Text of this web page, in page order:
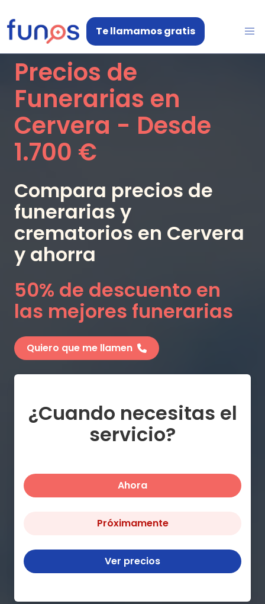
Te llamamos gratis
Precios de
Funerarias en
Cervera - Desde
1.700 €
Compara precios de
funerarias y
crematorios en Cervera
y ahorra
50% de descuento en
las mejores funerarias
Quiero que me llamen
¿Cuando necesitas el
servicio?
Ahora
Próximamente
Ver precios